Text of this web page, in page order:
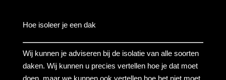
Hoe isoleer je een dak
Wij kunnen je adviseren bij de isolatie van alle soorten
daken. Wij kunnen u precies vertellen hoe je dat moet
doen, maar we kunnen ook vertellen hoe het niet moet